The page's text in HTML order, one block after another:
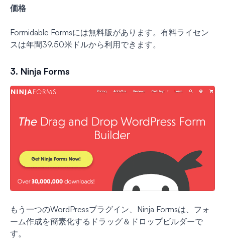
価格
Formidable Formsには無料版があります。有料ライセン
スは年間39.50米ドルから利用できます。
3. Ninja Forms
もう一つのWordPressプラグイン、Ninja Formsは、フォ
ーム作成を簡素化するドラッグ＆ドロップビルダーで
す。